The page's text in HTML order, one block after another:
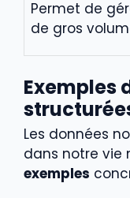
Permet de
de gros
Exemples
Les données
dans notre vie
exemples